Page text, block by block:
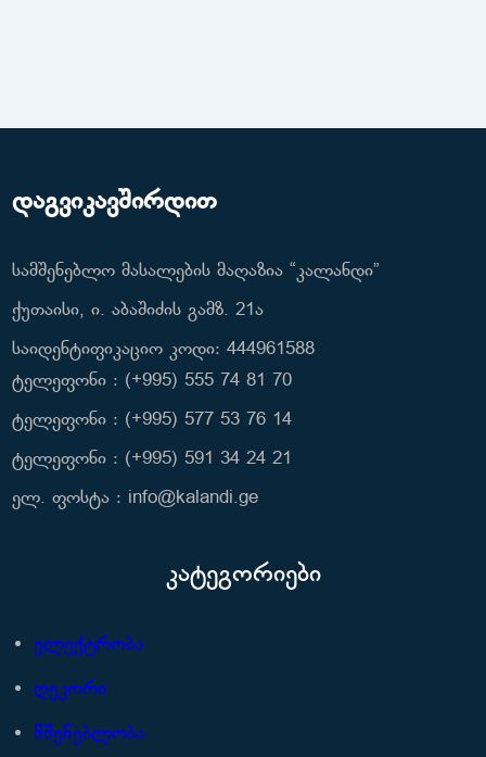
დაგვიკავშირდით
სამშენებლო მასალების მაღაზია “კალანდი”
ქუთაისი, ი. აბაშიძის გამზ. 21ა
საიდენტიფიკაციო კოდი: 444961588
ტელეფონი : (+995) 555 74 81 70
ტელეფონი : (+995) 577 53 76 14
ტელეფონი : (+995) 591 34 24 21
ელ. ფოსტა : info@kalandi.ge
კატეგორიები
ელექტრობა
დეკორი
მშენებლობა